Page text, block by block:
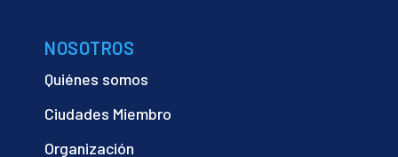
NOSOTROS
Quiénes somos
Ciudades Miembro
Organización